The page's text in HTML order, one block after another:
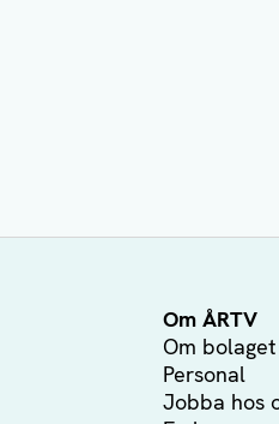
Om ÅRTV
Om bolaget
Personal
Jobba hos